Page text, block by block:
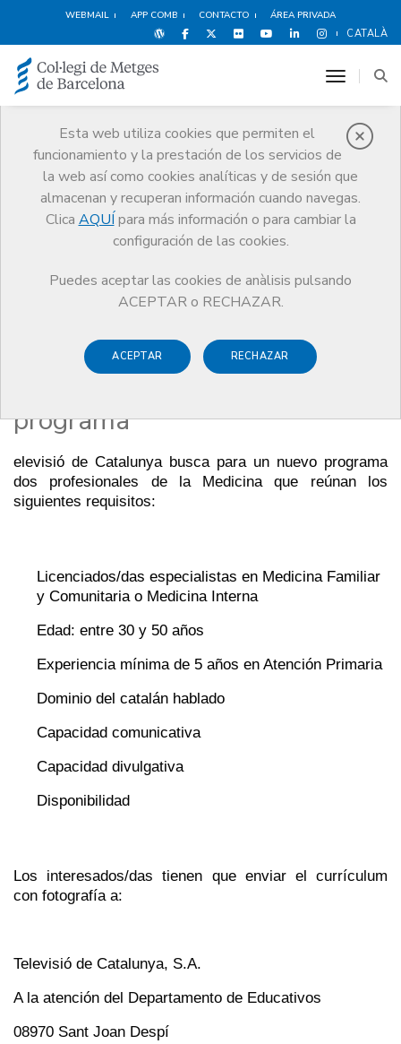
WEBMAIL APP COMB CONTACTO ÁREA PRIVADA
CATALÀ
Esta web utiliza cookies que permiten el
funcionamiento y la prestación de los servicios de
la web así como cookies analíticas y de sesión que
almacenan y recuperan información cuando navegas.
Clica AQUÍ para más información o para cambiar la
configuración de las cookies.
Puedes aceptar las cookies de anàlisis pulsando
ACEPTAR o RECHAZAR.
ACEPTAR RECHAZAR
toggle
Noticias
Comunicación
Noticias
Televisió de Catalunya busca médicos para un nuevo programa
2 MARZO DE 2007
Televisió de Catalunya busca
programa
elevisió de Catalunya busca para un nuevo programa
dos profesionales de la Medicina que reúnan los
siguientes requisitos:
Licenciados/das especialistas en Medicina Familiar
y Comunitaria o Medicina Interna
Edad: entre 30 y 50 años
Experiencia mínima de 5 años en Atención Primaria
Dominio del catalán hablado
Capacidad comunicativa
Capacidad divulgativa
Disponibilidad
Los interesados/das tienen que enviar el currículum
con fotografía a:
Televisió de Catalunya, S.A.
A la atención del Departamento de Educativos
08970 Sant Joan Despí